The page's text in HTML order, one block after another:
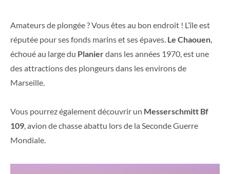
Amateurs de plongée ? Vous êtes au bon endroit ! L’île est
réputée pour ses fonds marins et ses épaves. Le Chaouen,
échoué au large du Planierdans les années 1970, est une
des attractions des plongeurs dans les environs de
Marseille.
Vous pourrez également découvrir un Messerschmitt Bf
109, avion de chasse abattu lors de la Seconde Guerre
Mondiale.